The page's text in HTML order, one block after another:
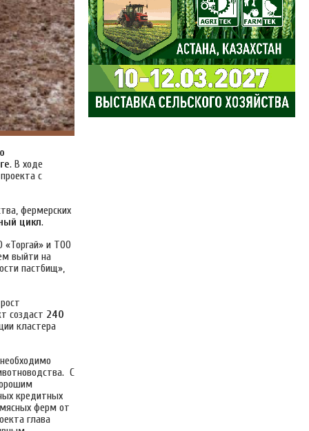
. В ходе
с
фермерских
цикл.
и ТОО
выйти на
пастбищ»,
создаст 240
кластера
С
кредитных
ферм от
глава